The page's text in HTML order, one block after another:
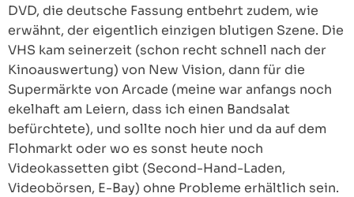
DVD, die deutsche Fassung entbehrt zudem, wie
erwähnt, der eigentlich einzigen blutigen Szene. Die
VHS kam seinerzeit (schon recht schnell nach der
Kinoauswertung) von New Vision, dann für die
Supermärkte von Arcade (meine war anfangs noch
ekelhaft am Leiern, dass ich einen Bandsalat
befürchtete), und sollte noch hier und da auf dem
Flohmarkt oder wo es sonst heute noch
Videokassetten gibt (Second-Hand-Laden,
Videobörsen, E-Bay) ohne Probleme erhältlich sein.